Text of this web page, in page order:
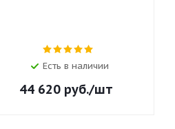
Есть в наличии
44 620 руб./шт